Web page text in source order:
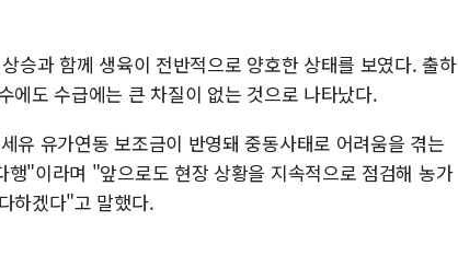
승과 함께 생육이 전반적으로 양호한 상태를 보였다. 출하
에도 수급에는 큰 차질이 없는 것으로 나타났다.
유 유가연동 보조금이 반영돼 중동사태로 어려움을 겪는
"이라며 "앞으로도 현장 상황을 지속적으로 점검해 농가
하겠다"고 말했다.